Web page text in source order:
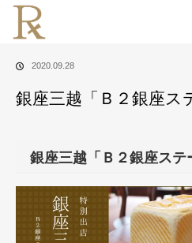
ホーム
2020.09.28
銀座三越「Ｂ２銀座ス
銀座三越「Ｂ２銀座ステ